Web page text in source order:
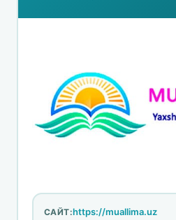
САЙТ:https://muallima.uz